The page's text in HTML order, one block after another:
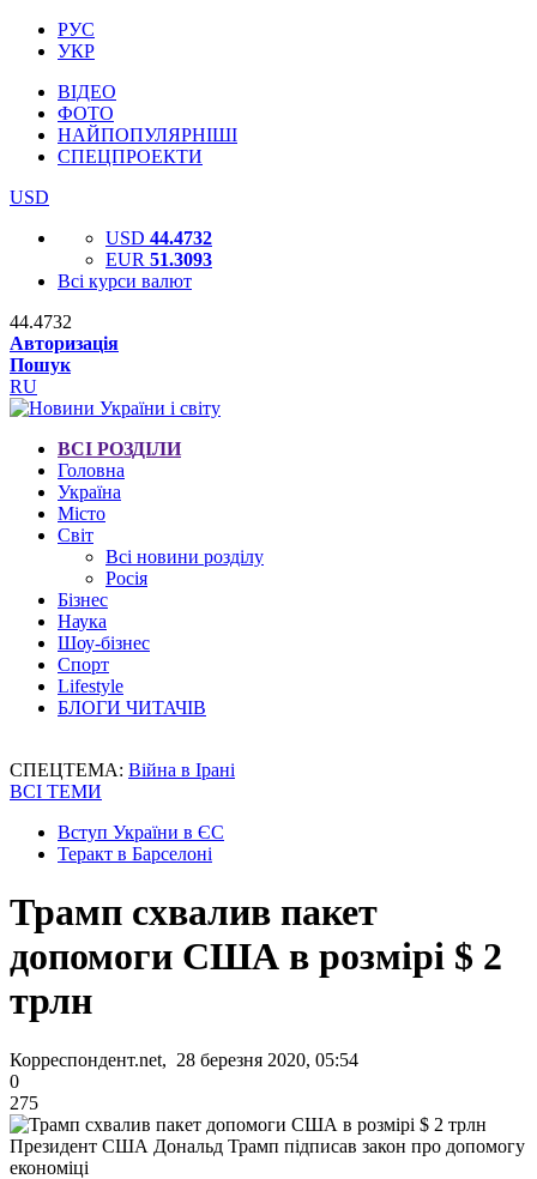
РУС
УКР
ВІДЕО
ФОТО
НАЙПОПУЛЯРНІШІ
СПЕЦПРОЕКТИ
USD
USD 44.4732
EUR 51.3093
Всі курси валют
44.4732
Авторизація
Пошук
RU
ВСІ РОЗДІЛИ
Головна
Україна
Місто
Світ
Всі новини розділу
Росія
Бізнес
Наука
Шоу-бізнес
Спорт
Lifestyle
БЛОГИ ЧИТАЧІВ
СПЕЦТЕМА: Війна в Ірані
ВСІ ТЕМИ
Вступ України в ЄС
Теракт в Барселоні
Трамп схвалив пакет
допомоги США в розмірі $ 2
трлн
Корреспондент.net, 28 березня 2020, 05:54
0
275
Президент США Дональд Трамп підписав закон про допомогу
економіці